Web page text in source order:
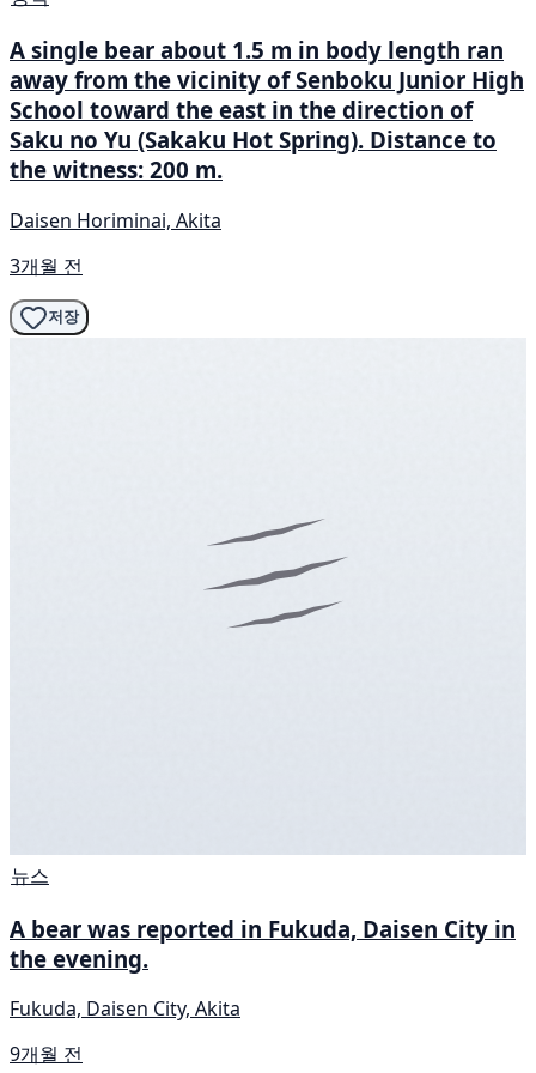
A single bear about 1.5 m in body length ran
away from the vicinity of Senboku Junior High
School toward the east in the direction of
Saku no Yu (Sakaku Hot Spring). Distance to
the witness: 200 m.
Daisen Horiminai, Akita
3개월 전
저장
뉴스
A bear was reported in Fukuda, Daisen City in
the evening.
Fukuda, Daisen City, Akita
9개월 전